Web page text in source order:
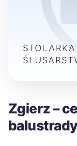
Zgierz –